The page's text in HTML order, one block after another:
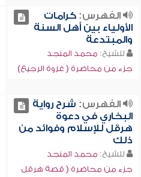
الفهرس:كرامات
الأولياء بين أهل السنة
والمبتدعة
للشيخ: محمد المنجد
جزء من محاضرة ( غزوة الرجيع)
الفهرس: شرح رواية
البخاري في دعوة
هرقل للإسلام وفوائد من
ذلك
للشيخ: محمد المنجد
جزء من محاضرة ( قصة هرقل